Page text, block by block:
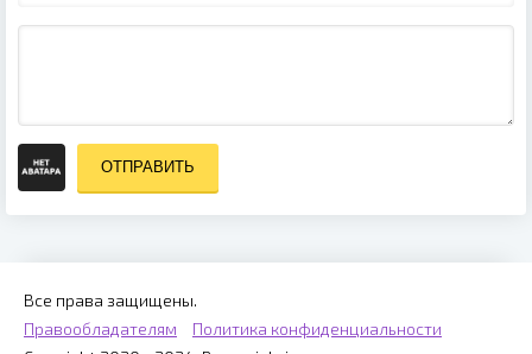
ОТПРАВИТЬ
Все права защищены.
Правообладателям
Политика конфиденциальности